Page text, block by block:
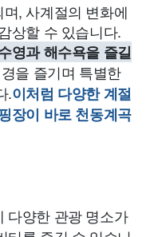
, 사계절의 변화에
상할 수 있습니다.
영과 해수욕을 즐길
을 즐기며 특별한
.이처럼 다양한 계절
장이 바로 천동계곡
다양한 관광 명소가